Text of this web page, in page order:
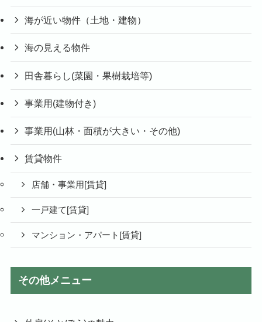
海が近い物件（土地・建物）
海の見える物件
田舎暮らし(菜園・果樹栽培等)
事業用(建物付き)
事業用(山林・面積が大きい・その他)
賃貸物件
店舗・事業用[賃貸]
一戸建て[賃貸]
マンション・アパート[賃貸]
その他メニュー